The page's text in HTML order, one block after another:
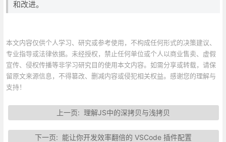
和改进。
本文内容仅供个人学习、研究或参考使用，不构成任何形式的决策建议、
专业指导或法律依据。未经授权，禁止任何单位或个人以商业售卖、虚假
宣传、侵权传播等非学习研究目的使用本文内容。如需分享或转载，请保
留原文来源信息，不得篡改、删减内容或侵犯相关权益。感谢您的理解与
支持！
上一页:理解JS中的深拷贝与浅拷贝
下一页: 能让你开发效率翻倍的 VSCode 插件配置